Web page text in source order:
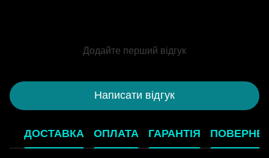
Додайте перший відгук
Написати відгук
ДОСТАВКА ОПЛАТА ГАРАНТІЯ